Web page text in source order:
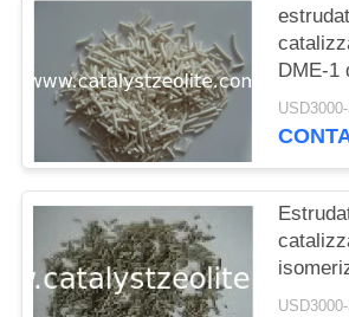
DME-1
platino